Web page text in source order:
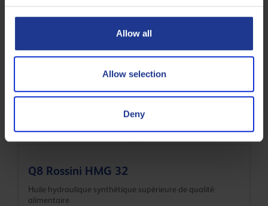
Allow all
Allow selection
Deny
Fluide supérieur de grade alimentaire pour compresseurs
Q8 Rossini HMG 32
Huile hydraulique synthétique supérieure de qualité
alimentaire